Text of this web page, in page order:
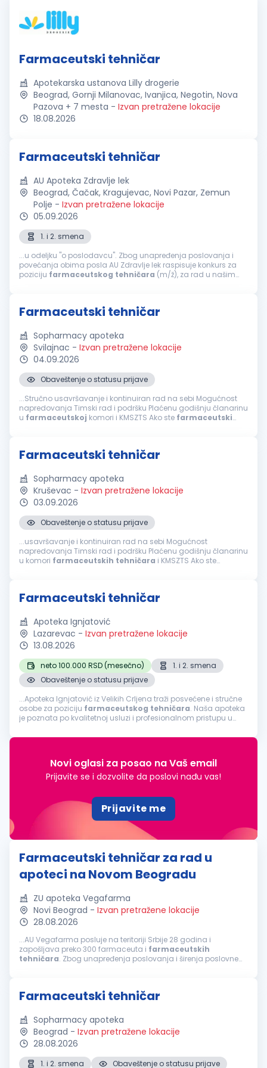
Farmaceutski tehničar
Apotekarska ustanova Lilly drogerie
Beograd, Gornji Milanovac, Ivanjica, Negotin, Nova
Pazova + 7 mesta - Izvan pretražene lokacije
18.08.2026
Farmaceutski tehničar
AU Apoteka Zdravlje lek
Beograd, Čačak, Kragujevac, Novi Pazar, Zemun
Polje - Izvan pretražene lokacije
05.09.2026
1. i 2. smena
...u odeljku "o poslodavcu". Zbog unapređenja poslovanja i
povećanja obima posla AU Zdravlje lek raspisuje konkurs za
poziciju farmaceutskog tehničara (m/ž), za rad u našim
Farmaceutski tehničar
Sopharmacy apoteka
Svilajnac - Izvan pretražene lokacije
04.09.2026
Obaveštenje o statusu prijave
...Stručno usavršavanje i kontinuiran rad na sebi Mogućnost
napredovanja Timski rad i podršku Plaćenu godišnju članarinu
u farmaceutskoj komori i KMSZTS Ako ste farmaceutski
Farmaceutski tehničar
Sopharmacy apoteka
Kruševac - Izvan pretražene lokacije
03.09.2026
Obaveštenje o statusu prijave
...usavršavanje i kontinuiran rad na sebi Mogućnost
napredovanja Timski rad i podršku Plaćenu godišnju članarinu
u komori farmaceutskih tehničara
i KMSZTS Ako ste
Farmaceutski tehničar
Apoteka Ignjatović
Lazarevac - Izvan pretražene lokacije
13.08.2026
neto 100.000 RSD (mesečno)
1. i 2. smena
Obaveštenje o statusu prijave
...Apoteka Ignjatović iz Velikih Crljena traži posvećene i stručne
osobe za poziciju farmaceutskog tehničara. Naša apoteka
je poznata po kvalitetnoj usluzi i profesionalnom pristupu u
dinamičnom...
Novi oglasi za posao na Vaš email
Prijavite se i dozvolite da poslovi nađu vas!
Prijavite me
Farmaceutski tehničar za rad u
apoteci na Novom Beogradu
ZU apoteka Vegafarma
Novi Beograd - Izvan pretražene lokacije
28.08.2026
...AU Vegafarma posluje na teritoriji Srbije 28 godina i
zapošljava preko 300 farmaceuta i farmaceutskih
tehničara. Zbog unapređenja poslovanja i širenja poslovne
Farmaceutski tehničar
Sopharmacy apoteka
Beograd - Izvan pretražene lokacije
28.08.2026
1. i 2. smena Obaveštenje o statusu prijave